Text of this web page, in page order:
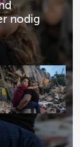
nodig